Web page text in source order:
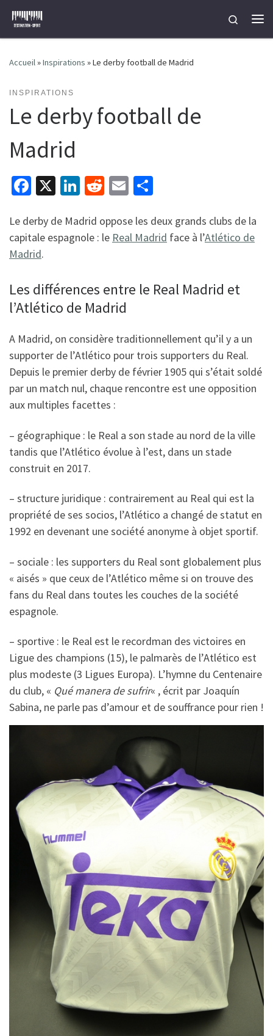
Passer au contenu
Search
Accueil»Inspirations »Le derby football de Madrid
INSPIRATIONS
Le derby football de
Madrid
Fa
b
o
o
k
X
Li
ke
dI
R
d
di
E
ai
l
ta
ge
Le derby de Madrid oppose les deux grands clubs de la
capitale espagnole : le Real Madrid face à l’Atlético de
Madrid.
Les différences entre le Real Madrid et
l’Atlético de Madrid
A Madrid, on considère traditionnellement qu’il y a un
supporter de l’Atlético pour trois supporters du Real.
Depuis le premier derby de février 1905 qui s’était soldé
par un match nul, chaque rencontre est une opposition
aux multiples facettes :
– géographique : le Real a son stade au nord de la ville
tandis que l’Atlético évolue à l’est, dans un stade
construit en 2017.
– structure juridique : contrairement au Real qui est la
propriété de ses socios, l’Atlético a changé de statut en
1992 en devenant une société anonyme à objet sportif.
– sociale : les supporters du Real sont globalement plus
« aisés » que ceux de l’Atlético même si on trouve des
fans du Real dans toutes les couches de la société
espagnole.
– sportive : le Real est le recordman des victoires en
Ligue des champions (15), le palmarès de l’Atlético est
plus modeste (3 Ligues Europa). L’hymne du Centenaire
du club, « Qué manera de sufrir« , écrit par Joaquín
Sabina, ne parle pas d’amour et de souffrance pour rien !